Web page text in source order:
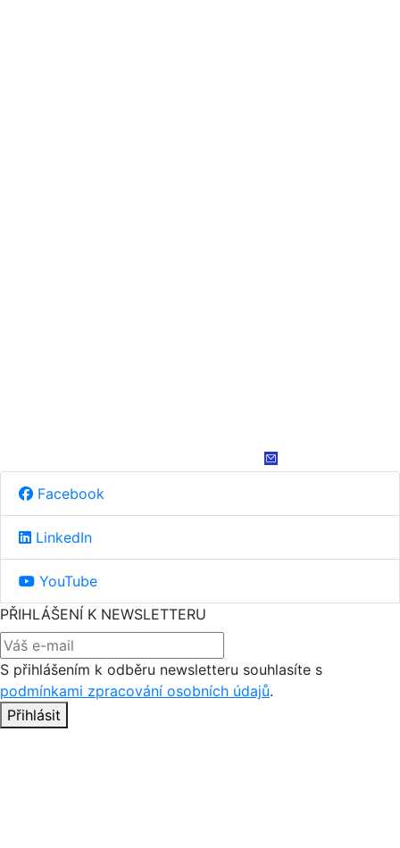
Facebook
LinkedIn
YouTube
PŘIHLÁŠENÍ K NEWSLETTERU
S přihlášením k odběru newsletteru souhlasíte s
podmínkami zpracování osobních údajů.
Přihlásit